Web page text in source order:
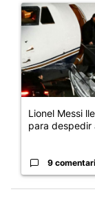
Un artículo de
Lionel Messi
para despedir
9